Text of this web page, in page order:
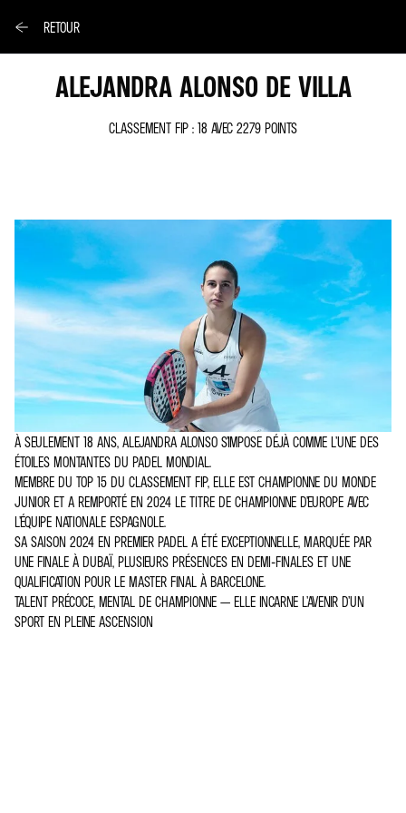
RETOUR
ALEJANDRA ALONSO DE VILLA
CLASSEMENT FIP : 18 AVEC 2279 POINTS
À SEULEMENT 18 ANS, ALEJANDRA ALONSO S’IMPOSE DÉJÀ COMME L’UNE DES
ÉTOILES MONTANTES DU PADEL MONDIAL.
MEMBRE DU TOP 15 DU CLASSEMENT FIP, ELLE EST CHAMPIONNE DU MONDE
JUNIOR ET A REMPORTÉ EN 2024 LE TITRE DE CHAMPIONNE D’EUROPE AVEC
L’ÉQUIPE NATIONALE ESPAGNOLE.
SA SAISON 2024 EN PREMIER PADEL A ÉTÉ EXCEPTIONNELLE, MARQUÉE PAR
UNE FINALE À DUBAÏ, PLUSIEURS PRÉSENCES EN DEMI-FINALES ET UNE
QUALIFICATION POUR LE MASTER FINAL À BARCELONE.
TALENT PRÉCOCE, MENTAL DE CHAMPIONNE — ELLE INCARNE L’AVENIR D’UN
SPORT EN PLEINE ASCENSION